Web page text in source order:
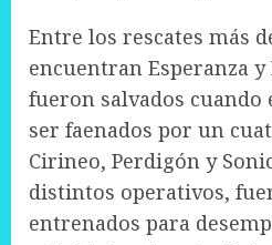
Entre los rescates más
encuentran Esperanza y
fueron salvados cuando
ser faenados por un
Cirineo, Perdigón y
distintos operativos,
entrenados para